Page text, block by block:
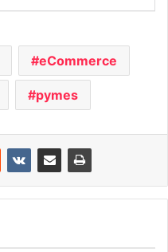
eCommerce
pymes